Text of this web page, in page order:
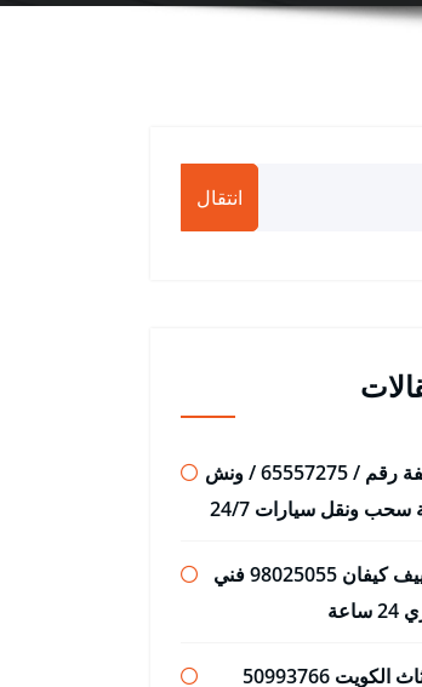
انتقال
ونش ابو حليفة رقم / 65557275 / ونش
ونقل سيارات 24/7
رقم فني تكييف كيفان 98025055 فني
شركة نقل اثاث الكويت 50993766